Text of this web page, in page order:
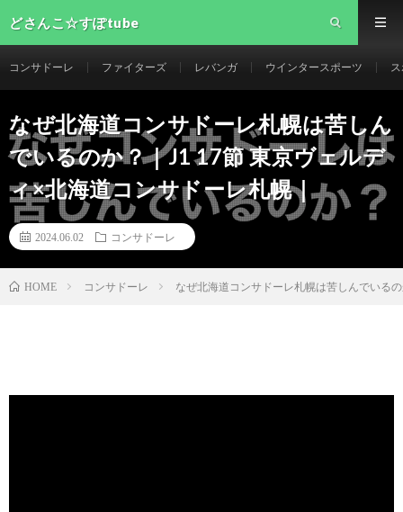
どさんこ☆すぽtube
コンサドーレ ファイターズ レバンガ ウインタースポーツ
なぜ北海道コンサドーレ札幌は苦しん
でいるのか？｜J1 17節 東京ヴェルデ
ィ×北海道コンサドーレ札幌｜
2024.06.02 コンサドーレ
HOME コンサドーレ なぜ北海道コンサドーレ札幌は苦しんでいる